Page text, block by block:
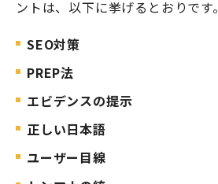
ントは、以下に挙げるとおりです。
SEO対策
PREP法
エビデンスの提示
正しい日本語
ユーザー目線